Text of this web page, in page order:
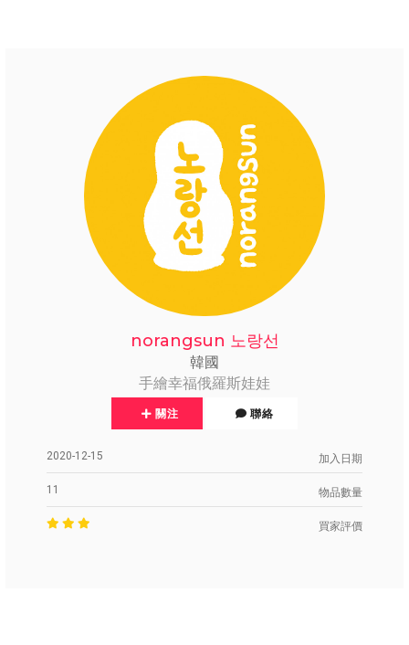
norangsun 노랑선
韓國
手繪幸福俄羅斯娃娃
關注 聯絡
加入日期
2020-12-15
物品數量
11
買家評價